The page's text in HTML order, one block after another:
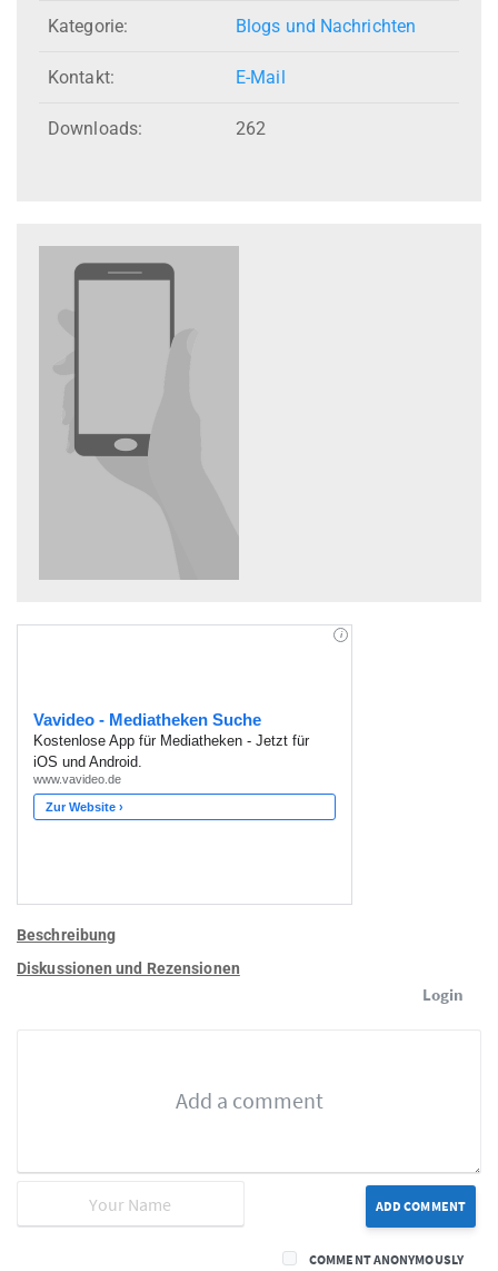
Kategorie: Blogs und Nachrichten
Kontakt: E-Mail
Downloads: 262
Beschreibung
Diskussionen und Rezensionen
Login
ADD COMMENT
COMMENT ANONYMOUSLY